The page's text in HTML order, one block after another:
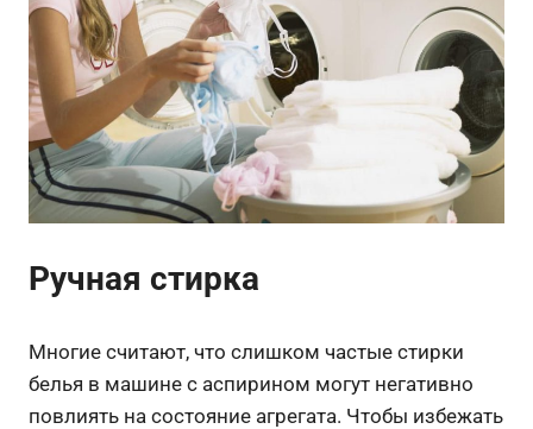
Ручная стирка
Многие считают, что слишком частые стирки
белья в машине с аспирином могут негативно
повлиять на состояние агрегата. Чтобы избежать